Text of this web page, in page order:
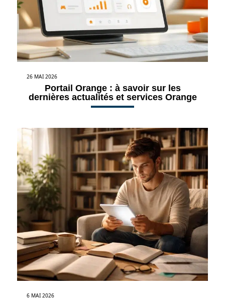
26 MAI 2026
Portail Orange : à savoir sur les
dernières actualités et services Orange
6 MAI 2026